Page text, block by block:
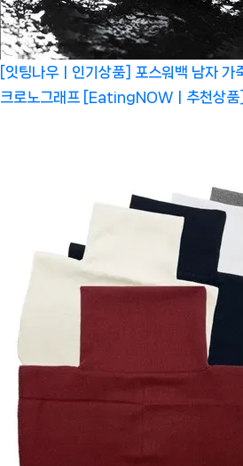
[잇팅나우ㅣ인기상품] 포스워백 남자 가
크로노그래프 [EatingNOWㅣ추천상품]